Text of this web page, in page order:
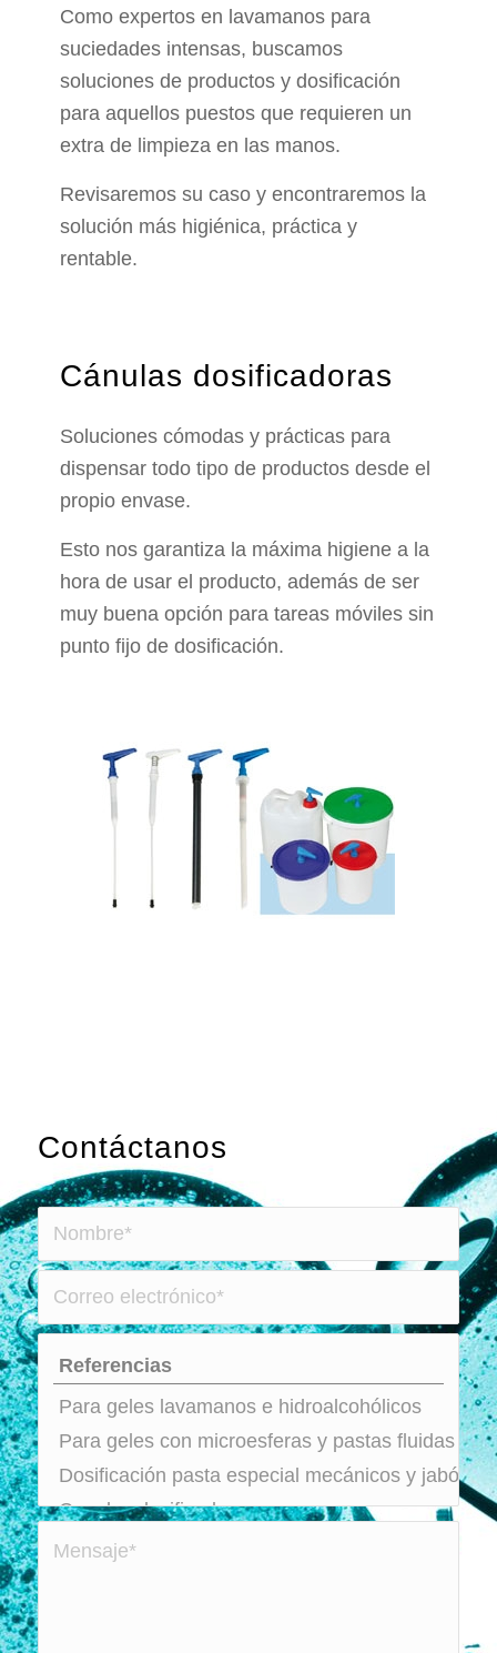
Como expertos en lavamanos para
suciedades intensas, buscamos
soluciones de productos y dosificación
para aquellos puestos que requieren un
extra de limpieza en las manos.
Revisaremos su caso y encontraremos la
solución más higiénica, práctica y
rentable.
Cánulas dosificadoras
Soluciones cómodas y prácticas para
dispensar todo tipo de productos desde el
propio envase.
Esto nos garantiza la máxima higiene a la
hora de usar el producto, además de ser
muy buena opción para tareas móviles sin
punto fijo de dosificación.
Contáctanos